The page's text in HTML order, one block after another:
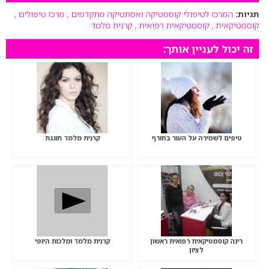
תגיות: המרכז לטיפולי קוסמטיקה ואסתטיקה מתקדמים , מרכז טיפולים ,
קוסמטיקאית , קוסמטיקאית רפואית , קרנית מלמד
זה יכול לעניין אותך:
טיפים לשמירה על העור בחורף קרנית מלמד חוגגת
רינה קוסמטיקאית רפואית ראשון
לציון
קרנית מלמד ומלכות היופי